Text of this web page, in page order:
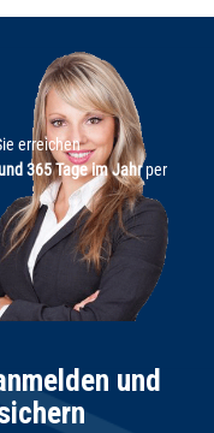
erreichen
365 Tage im Jahrper
und